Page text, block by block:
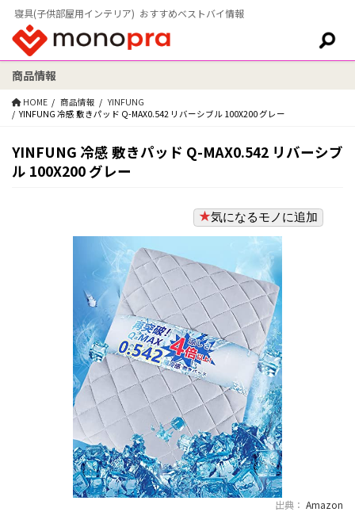
寝具(子供部屋用インテリア) おすすめベストバイ情報
検索:
商品情報
HOME 商品情報
YINFUNG
YINFUNG 冷感 敷きパッド Q-MAX0.542 リバーシブル 100X200 グレー
YINFUNG 冷感 敷きパッド Q-MAX0.542 リバーシブ
ル 100X200 グレー
気になるモノに追加
出典： Amazon